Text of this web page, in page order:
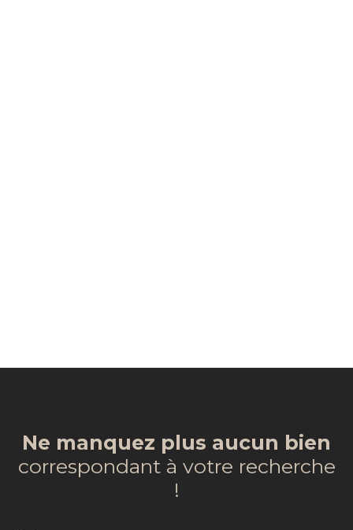
Ne manquez plus aucun bien
correspondant à votre recherche
!